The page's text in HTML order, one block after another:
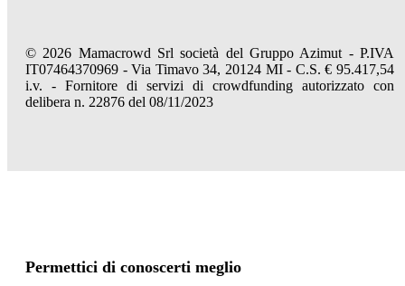
© 2026 Mamacrowd Srl società del Gruppo Azimut - P.IVA
IT07464370969 - Via Timavo 34, 20124 MI - C.S. € 95.417,54
i.v. - Fornitore di servizi di crowdfunding autorizzato con
delibera n. 22876 del 08/11/2023
Permettici di conoscerti meglio